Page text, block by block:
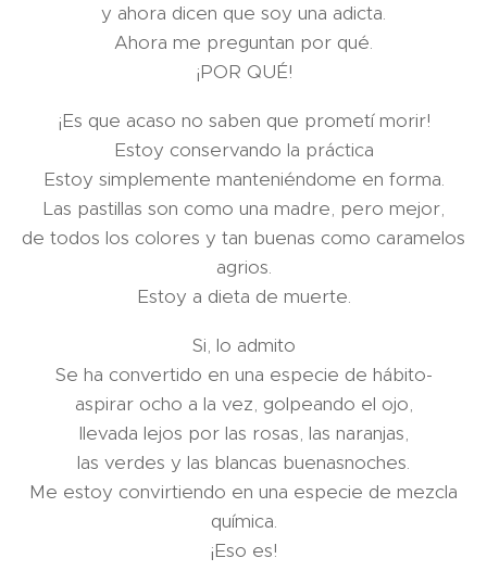
y ahora dicen que soy una adicta.
Ahora me preguntan por qué.
¡POR QUÉ!
¡Es que acaso no saben que prometí morir!
Estoy conservando la práctica
Estoy simplemente manteniéndome en forma.
Las pastillas son como una madre, pero mejor,
de todos los colores y tan buenas como caramelos
agrios.
Estoy a dieta de muerte.
Si, lo admito
Se ha convertido en una especie de hábito-
aspirar ocho a la vez, golpeando el ojo,
llevada lejos por las rosas, las naranjas,
las verdes y las blancas buenasnoches.
Me estoy convirtiendo en una especie de mezcla
química.
¡Eso es!